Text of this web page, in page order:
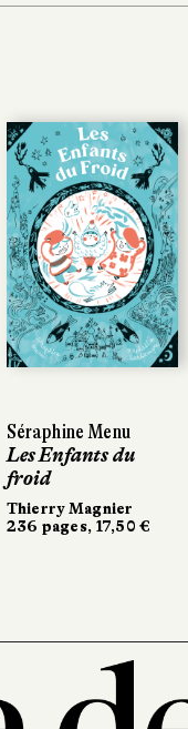
Séraphine Menu
Les Enfants du
froid
Thierry Magnier
236 pages, 17,50 €